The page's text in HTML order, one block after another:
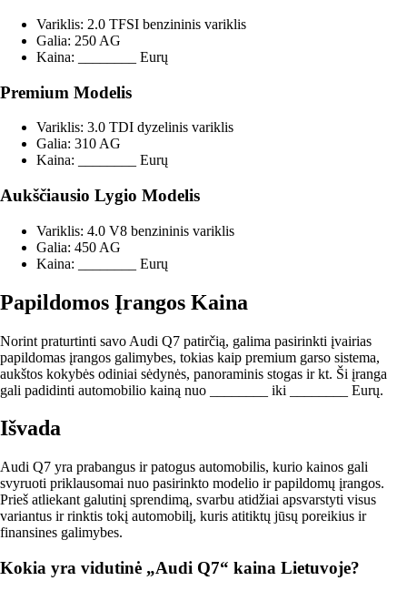
Variklis: 2.0 TFSI benzininis variklis
Galia: 250 AG
Kaina: ________ Eurų
Premium Modelis
Variklis: 3.0 TDI dyzelinis variklis
Galia: 310 AG
Kaina: ________ Eurų
Aukščiausio Lygio Modelis
Variklis: 4.0 V8 benzininis variklis
Galia: 450 AG
Kaina: ________ Eurų
Papildomos Įrangos Kaina
Norint praturtinti savo Audi Q7 patirčią, galima pasirinkti įvairias
papildomas įrangos galimybes, tokias kaip premium garso sistema,
aukštos kokybės odiniai sėdynės, panoraminis stogas ir kt. Ši įranga
gali padidinti automobilio kainą nuo ________ iki ________ Eurų.
Išvada
Audi Q7 yra prabangus ir patogus automobilis, kurio kainos gali
svyruoti priklausomai nuo pasirinkto modelio ir papildomų įrangos.
Prieš atliekant galutinį sprendimą, svarbu atidžiai apsvarstyti visus
variantus ir rinktis tokį automobilį, kuris atitiktų jūsų poreikius ir
finansines galimybes.
Kokia yra vidutinė „Audi Q7“ kaina Lietuvoje?